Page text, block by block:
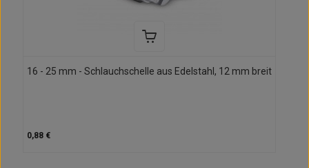
16 - 25 mm - Schlauchschelle aus Edelstahl, 12 mm breit
0,88 €